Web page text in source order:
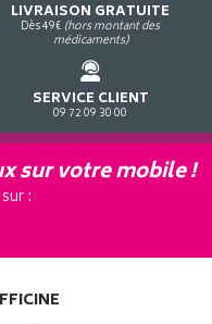
LIVRAISON GRATUITE
Dès 49€ (hors montant des
médicaments)
SERVICE CLIENT
09 72 09 30 00
sur votre mobile !
: